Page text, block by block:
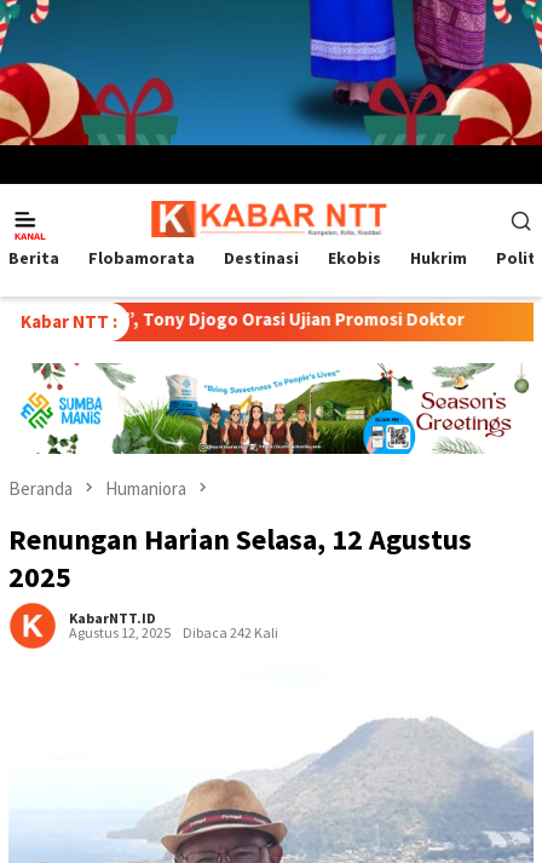
Mobile
Berita Flobamorata Destinasi Ekobis Hukrim
Kabar NTT :
Djogo Orasi Ujian Promosi Doktor Transformasi
Beranda Humaniora
Renungan Harian Selasa, 12 Agustus
2025
KabarNTT.ID
Agustus 12, 2025
Dibaca 242 Kali